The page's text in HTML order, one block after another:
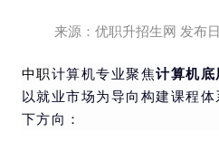
来源：优职升招生网 发布
中职计算机专业聚焦计算机
以就业市场为导向构建课程
下方向：